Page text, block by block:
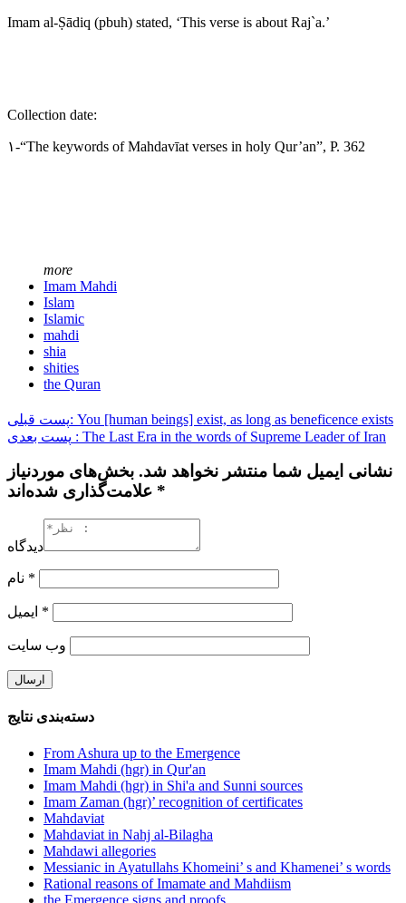
Imam al-Ṣādiq (pbuh) stated, ‘This verse is about Raj`a.’
Collection date:
۱-“The keywords of Mahdavīat verses in holy Qur’an”, P. 362
more
Imam Mahdi
Islam
Islamic
mahdi
shia
shities
the Quran
پست قبلی: You [human beings] exist, as long as beneficence exists
پست بعدی : The Last Era in the words of Supreme Leader of Iran
نشانی ایمیل شما منتشر نخواهد شد. بخش‌های موردنیاز
علامت‌گذاری شده‌اند *
دیدگاه
*
*
وب‌ سایت
دسته‌بندی نتایج
From Ashura up to the Emergence
Imam Mahdi (hgr) in Qur'an
Imam Mahdi (hgr) in Shi'a and Sunni sources
Imam Zaman (hgr)’ recognition of certificates
Mahdaviat
Mahdaviat in Nahj al-Bilagha
Mahdawi allegories
Messianic in Ayatullahs Khomeini’ s and Khamenei’ s words
Rational reasons of Imamate and Mahdiism
the Emergence signs and proofs